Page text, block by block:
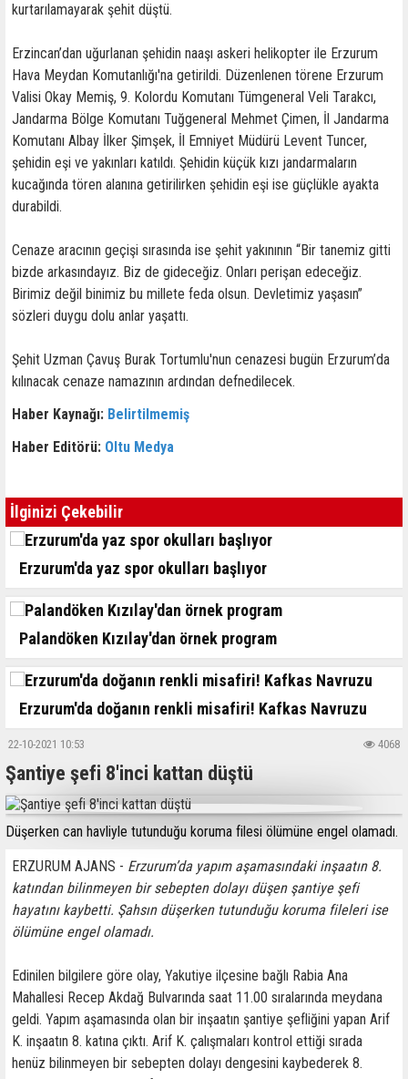
kurtarılamayarak şehit düştü.
Erzincan’dan uğurlanan şehidin naaşı askeri helikopter ile Erzurum
Hava Meydan Komutanlığı'na getirildi. Düzenlenen törene Erzurum
Valisi Okay Memiş, 9. Kolordu Komutanı Tümgeneral Veli Tarakcı,
Jandarma Bölge Komutanı Tuğgeneral Mehmet Çimen, İl Jandarma
Komutanı Albay İlker Şimşek, İl Emniyet Müdürü Levent Tuncer,
şehidin eşi ve yakınları katıldı. Şehidin küçük kızı jandarmaların
kucağında tören alanına getirilirken şehidin eşi ise güçlükle ayakta
durabildi.
Cenaze aracının geçişi sırasında ise şehit yakınının “Bir tanemiz gitti
bizde arkasındayız. Biz de gideceğiz. Onları perişan edeceğiz.
Birimiz değil binimiz bu millete feda olsun. Devletimiz yaşasın”
sözleri duygu dolu anlar yaşattı.
Şehit Uzman Çavuş Burak Tortumlu'nun cenazesi bugün Erzurum’da
kılınacak cenaze namazının ardından defnedilecek.
Haber Kaynağı: Belirtilmemiş
Haber Editörü: Oltu Medya
İlginizi Çekebilir
Erzurum'da yaz spor okulları başlıyor
Palandöken Kızılay'dan örnek program
Erzurum'da doğanın renkli misafiri! Kafkas Navruzu
22-10-2021 10:53 4068
Şantiye şefi 8'inci kattan düştü
Düşerken can havliyle tutunduğu koruma filesi ölümüne engel olamadı.
ERZURUM AJANS - Erzurum’da yapım aşamasındaki inşaatın 8.
katından bilinmeyen bir sebepten dolayı düşen şantiye şefi
hayatını kaybetti. Şahsın düşerken tutunduğu koruma fileleri ise
ölümüne engel olamadı.
Edinilen bilgilere göre olay, Yakutiye ilçesine bağlı Rabia Ana
Mahallesi Recep Akdağ Bulvarında saat 11.00 sıralarında meydana
geldi. Yapım aşamasında olan bir inşaatın şantiye şefliğini yapan Arif
K. inşaatın 8. katına çıktı. Arif K. çalışmaları kontrol ettiği sırada
henüz bilinmeyen bir sebepten dolayı dengesini kaybederek 8.